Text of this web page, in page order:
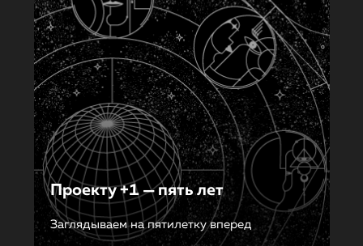
Проекту +1 — пять лет
Заглядываем на пятилетку вперед